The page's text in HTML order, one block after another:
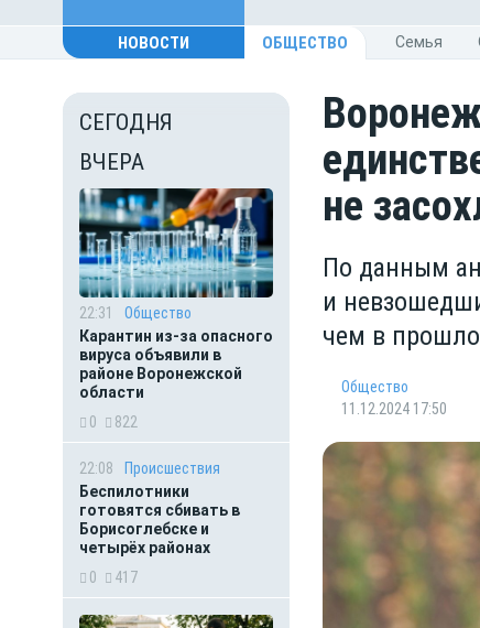
НОВОСТИ ОБЩЕСТВО Cемья
СЕГОДНЯ
ВЧЕРА
22:31
Общество
Карантин из-за опасного
вируса объявили в
районе Воронежской
области
0
822
22:08
Происшествия
Беспилотники
готовятся сбивать в
Борисоглебске и
четырёх районах
0
417
не
По данным
и
чем в
Общество
11.12.2024 17:50